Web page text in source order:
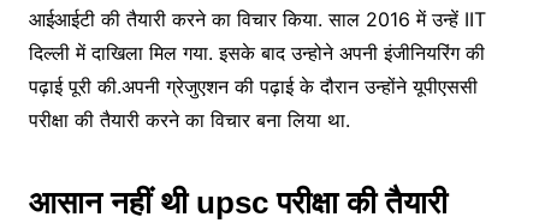
आईआईटी की तैयारी करने का विचार किया. साल 2016 में उन्हें IIT
दिल्ली में दाखिला मिल गया. इसके बाद उन्होने अपनी इंजीनियरिंग की
पढ़ाई पूरी की.अपनी ग्रेजुएशन की पढ़ाई के दौरान उन्होंने यूपीएससी
परीक्षा की तैयारी करने का विचार बना लिया था.
आसान नहीं थी upsc परीक्षा की तैयारी